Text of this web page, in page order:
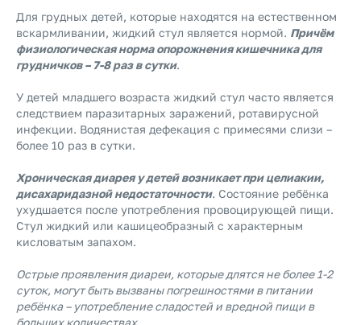
Для грудных детей, которые находятся на естественном
вскармливании, жидкий стул является нормой. Причём
физиологическая норма опорожнения кишечника для
грудничков – 7-8 раз в сутки.
У детей младшего возраста жидкий стул часто является
следствием паразитарных заражений, ротавирусной
инфекции. Водянистая дефекация с примесями слизи –
более 10 раз в сутки.
Хроническая диарея у детей возникает при целиакии,
дисахаридазной недостаточности. Состояние ребёнка
ухудшается после употребления провоцирующей пищи.
Стул жидкий или кашицеобразный с характерным
кисловатым запахом.
Острые проявления диареи, которые длятся не более 1-2
суток, могут быть вызваны погрешностями в питании
ребёнка – употребление сладостей и вредной пищи в
больших количествах.